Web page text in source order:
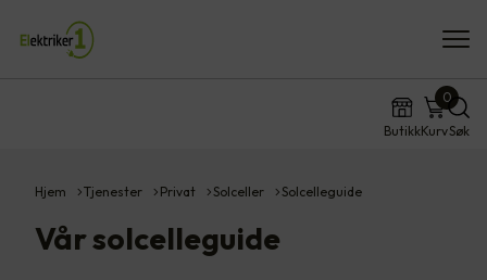
ButikkKurv
0
Søk
Hjem Tjenester Privat Solceller Solcelleguide
Vår solcelleguide